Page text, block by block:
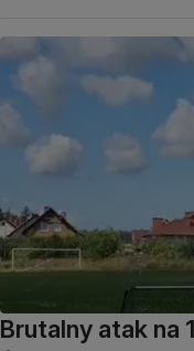
Brutalny atak na